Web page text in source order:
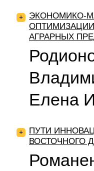
+
ЭКОНОМИКО-
АГРАРНЫХ
Елена
+
ПУТИ
ВОСТОЧНОГО